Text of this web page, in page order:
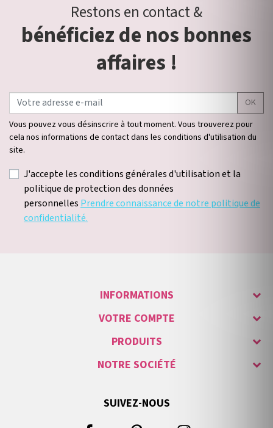
Restons en contact &
bénéficiez de nos bonnes
affaires !
OK
Vous pouvez vous désinscrire à tout moment. Vous trouverez pour
cela nos informations de contact dans les conditions d'utilisation du
site.
J'accepte les conditions générales d'utilisation et la
politique de protection des données
personnelles Prendre connaissance de notre politique de
confidentialité.
INFORMATIONS
VOTRE COMPTE
PRODUITS
NOTRE SOCIÉTÉ
SUIVEZ-NOUS